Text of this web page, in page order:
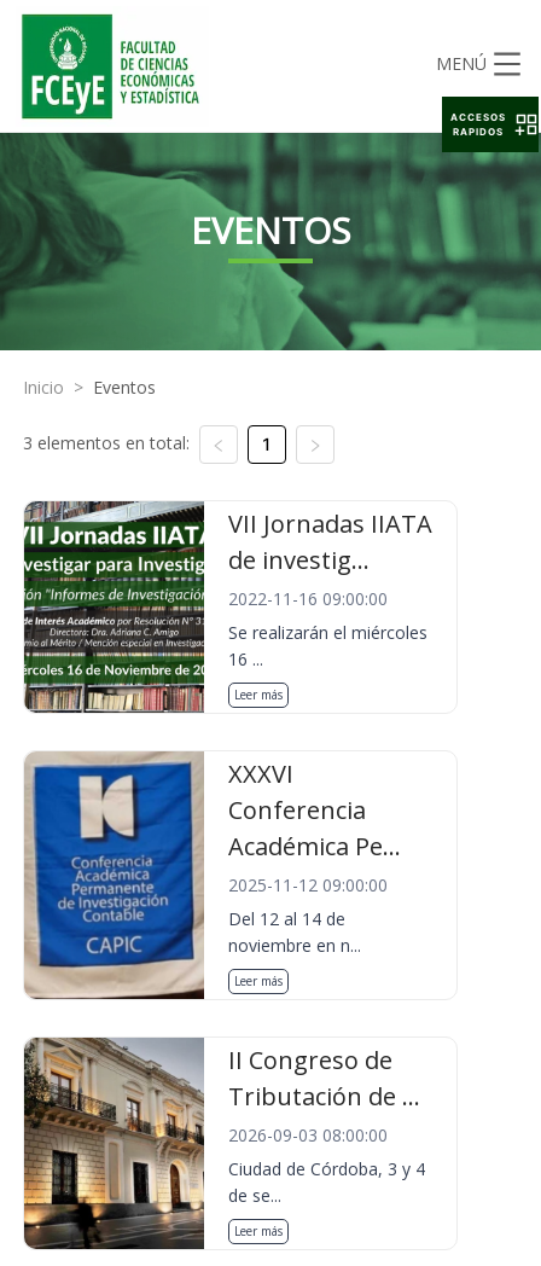
MENÚ
EVENTOS
Inicio > Eventos
3 elementos en total: 1
VII Jornadas IIATA
de investig...
2022-11-16 09:00:00
Se realizarán el miércoles
16 ...
Leer más
XXXVI
Conferencia
Académica Pe...
2025-11-12 09:00:00
Del 12 al 14 de
noviembre en n...
Leer más
II Congreso de
Tributación de ...
2026-09-03 08:00:00
Ciudad de Córdoba, 3 y 4
de se...
Leer más
ACCESOS
RAPIDOS